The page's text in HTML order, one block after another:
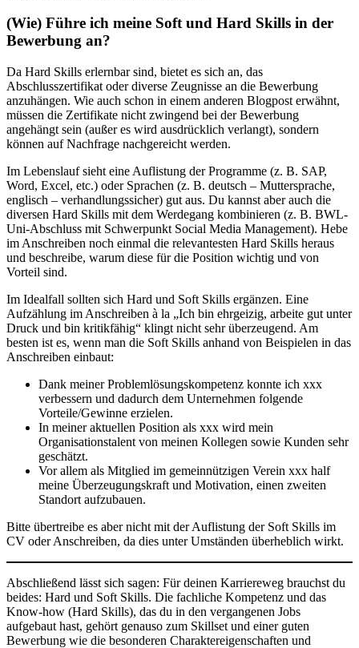
(Wie) Führe ich meine Soft und Hard Skills in der
Bewerbung an?
Da Hard Skills erlernbar sind, bietet es sich an, das
Abschlusszertifikat oder diverse Zeugnisse an die Bewerbung
anzuhängen. Wie auch schon in einem anderen Blogpost erwähnt,
müssen die Zertifikate nicht zwingend bei der Bewerbung
angehängt sein (außer es wird ausdrücklich verlangt), sondern
können auf Nachfrage nachgereicht werden.
Im Lebenslauf sieht eine Auflistung der Programme (z. B. SAP,
Word, Excel, etc.) oder Sprachen (z. B. deutsch – Muttersprache,
englisch – verhandlungssicher) gut aus. Du kannst aber auch die
diversen Hard Skills mit dem Werdegang kombinieren (z. B. BWL-
Uni-Abschluss mit Schwerpunkt Social Media Management). Hebe
im Anschreiben noch einmal die relevantesten Hard Skills heraus
und beschreibe, warum diese für die Position wichtig und von
Vorteil sind.
Im Idealfall sollten sich Hard und Soft Skills ergänzen. Eine
Aufzählung im Anschreiben à la „Ich bin ehrgeizig, arbeite gut unter
Druck und bin kritikfähig“ klingt nicht sehr überzeugend. Am
besten ist es, wenn man die Soft Skills anhand von Beispielen in das
Anschreiben einbaut:
Dank meiner Problemlösungskompetenz konnte ich xxx
verbessern und dadurch dem Unternehmen folgende
Vorteile/Gewinne erzielen.
In meiner aktuellen Position als xxx wird mein
Organisationstalent von meinen Kollegen sowie Kunden sehr
geschätzt.
Vor allem als Mitglied im gemeinnützigen Verein xxx half
meine Überzeugungskraft und Motivation, einen zweiten
Standort aufzubauen.
Bitte übertreibe es aber nicht mit der Auflistung der Soft Skills im
CV oder Anschreiben, da dies unter Umständen überheblich wirkt.
Abschließend lässt sich sagen: Für deinen Karriereweg brauchst du
beides: Hard und Soft Skills. Die fachliche Kompetenz und das
Know-how (Hard Skills), das du in den vergangenen Jobs
aufgebaut hast, gehört genauso zum Skillset und einer guten
Bewerbung wie die besonderen Charaktereigenschaften und